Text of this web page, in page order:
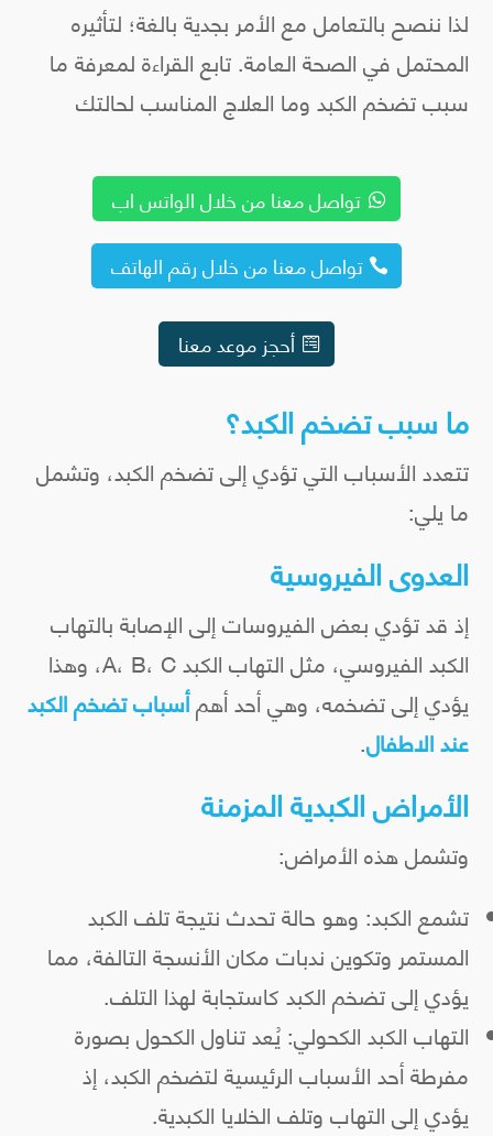
لذا ننصح بالتعامل مع الأمر بجدية بالغة؛ لتأثيره
المحتمل في الصحة العامة. تابع القراءة لمعرفة ما
سبب تضخم الكبد وما العلاج المناسب لحالتك
تواصل معنا من خلال الواتس اب
تواصل معنا من خلال رقم الهاتف
أحجز موعد معنا
ما سبب تضخم الكبد؟
تتعدد الأسباب التي تؤدي إلى تضخم الكبد، وتشمل
ما يلي:
العدوى الفيروسية
إذ قد تؤدي بعض الفيروسات إلى الإصابة بالتهاب
الكبد الفيروسي، مثل التهاب الكبد A، B، C، وهذا
يؤدي إلى تضخمه، وهي أحد أهمأسباب تضخم الكبد
عند الاطفال.
الأمراض الكبدية المزمنة
وتشمل هذه الأمراض:
تشمع الكبد: وهو حالة تحدث نتيجة تلف الكبد
المستمر وتكوين ندبات مكان الأنسجة التالفة، مما
يؤدي إلى تضخم الكبد كاستجابة لهذا التلف.
التهاب الكبد الكحولي: يُعد تناول الكحول بصورة
مفرطة أحد الأسباب الرئيسية لتضخم الكبد، إذ
يؤدي إلى التهاب وتلف الخلايا الكبدية.